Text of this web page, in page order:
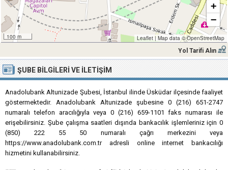
100 m
+
−
Leaflet | Map data ©OpenStreetMap
Yol Tarifi Alın
ŞUBE BILGILERI VE İLETIŞIM
Anadolubank Altunizade Şubesi, İstanbul ilinde Üsküdar ilçesinde faaliyet
göstermektedir. Anadolubank Altunizade şubesine 0 (216) 651-2747
numaralı telefon aracılığıyla veya 0 (216) 659-1101 faks numarası ile
erişebilirsiniz. Şube çalışma saatleri dışında bankacılık işlemleriniz için 0
(850) 222 55 50 numaralı çağrı merkezini veya
https://www.anadolubank.com.tr adresli online internet bankacılığı
hizmetini kullanabilirsiniz.